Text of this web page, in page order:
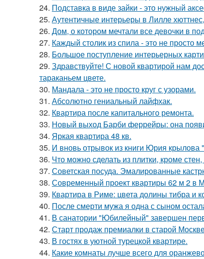
24. Подставка в виде зайки - это нужный
25. Аутентичные интерьеры в Лилле
26. Дом, о котором мечтали все девочки в
27. Каждый столик из спила - это не просто
28. Большое поступление интерьерных
29. Здравствуйте! С новой квартирой нам
тараканьем цвете.
30. Мандала - это не просто круг с узорами.
31. Абсолютно гениальный лайфхак.
32. Квартира после капитального ремонта.
33. Новый выход Барби феррейры: она
34. Яркая квартира 48 кв.
35. И вновь отрывок из книги Юрия крылова
36. Что можно сделать из плитки, кроме
37. Советская посуда. Эмалированные
38. Современный проект квартиры 62 м 2 в
39. Квартира в Риме: цвета долины тибра и
40. После смерти мужа я одна с сыном
41. В санатории "Юбилейный" завершен
42. Старт продаж премиалки в старой
43. В гостях в уютной турецкой квартире.
44. Какие комнаты лучше всего для